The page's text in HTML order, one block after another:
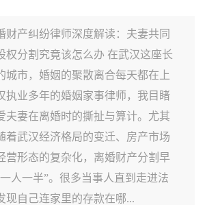
财产纠纷律师深度解读：夫妻共同
权分割究竟该怎么办 在武汉这座长
城市，婚姻的聚散离合每天都在上
执业多年的婚姻家事律师，我目睹
夫妻在离婚时的撕扯与算计。尤其
着武汉经济格局的变迁、房产市场
营形态的复杂化，离婚财产分割早
人一半”。很多当事人直到走进法
现自己连家里的存款在哪...